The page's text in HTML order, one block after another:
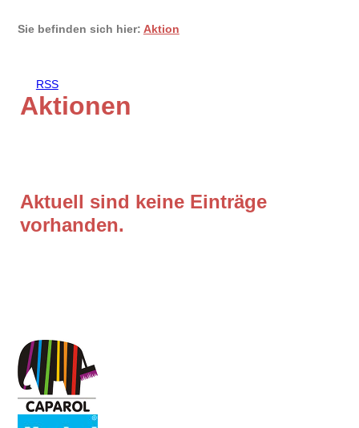
Sie befinden sich hier: Aktion
RSS
Aktionen
Aktuell sind keine Einträge
vorhanden.